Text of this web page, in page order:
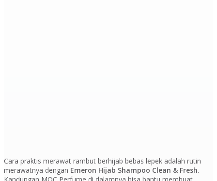
Cara praktis merawat rambut berhijab bebas lepek adalah rutin
merawatnya dengan Emeron Hijab Shampoo Clean & Fresh.